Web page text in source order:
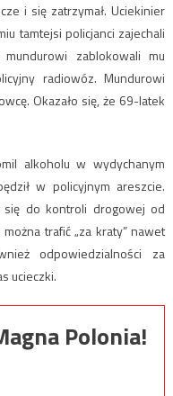
i się zatrzymał. Uciekinier
tamtejsi policjanci zajechali
zablokowali mu
radiowóz. Mundurowi
Okazało się, że 69-latek
alkoholu w wydychanym
w policyjnym areszcie.
się do kontroli drogowej od
trafić „za kraty” nawet
odpowiedzialności za
ucieczki.
Polonia!